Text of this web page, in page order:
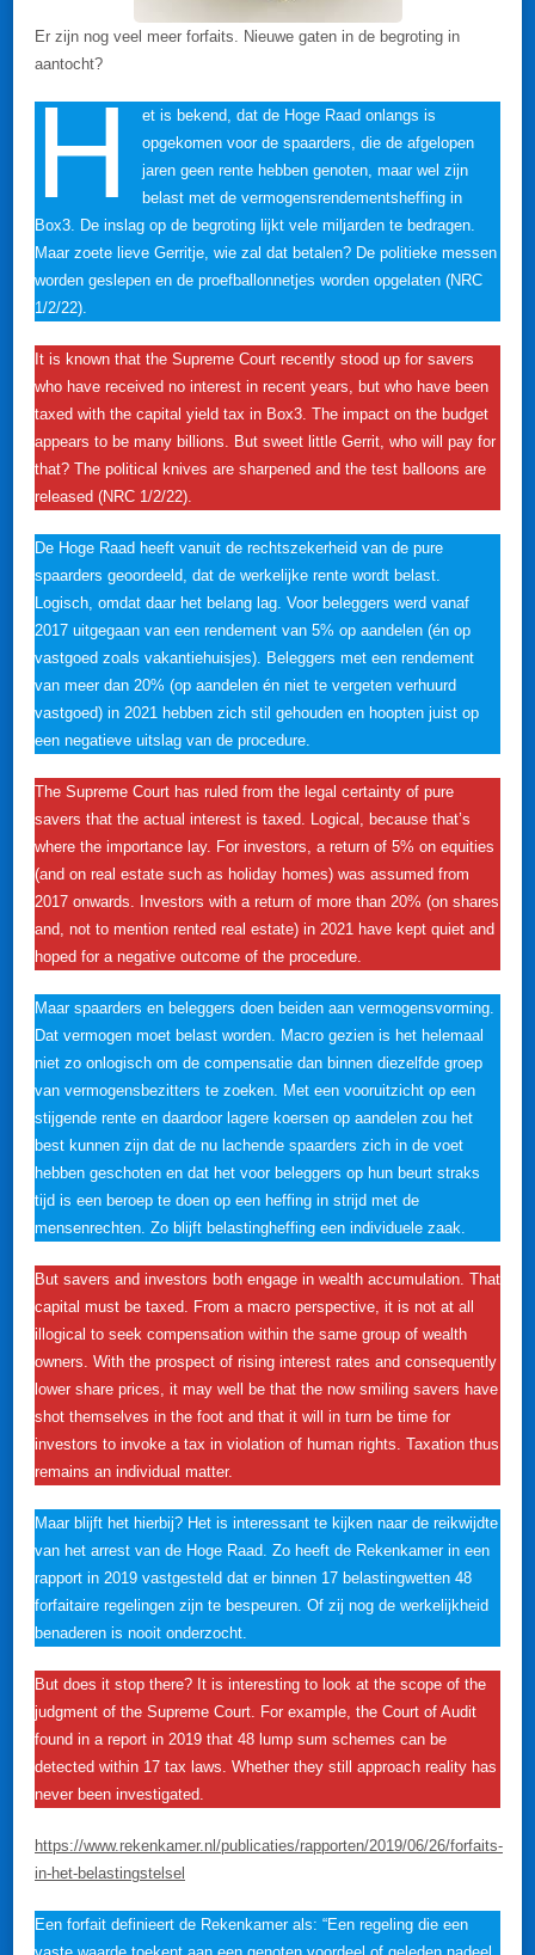
Er zijn nog veel meer forfaits. Nieuwe gaten in de begroting in
aantocht?
H
et is bekend, dat de Hoge Raad onlangs is
opgekomen voor de spaarders, die de afgelopen
jaren geen rente hebben genoten, maar wel zijn
belast met de vermogensrendementsheffing in
Box3. De inslag op de begroting lijkt vele miljarden te bedragen.
Maar zoete lieve Gerritje, wie zal dat betalen? De politieke messen
worden geslepen en de proefballonnetjes worden opgelaten (NRC
1/2/22).
It is known that the Supreme Court recently stood up for savers
who have received no interest in recent years, but who have been
taxed with the capital yield tax in Box3. The impact on the budget
appears to be many billions. But sweet little Gerrit, who will pay for
that? The political knives are sharpened and the test balloons are
released (NRC 1/2/22).
De Hoge Raad heeft vanuit de rechtszekerheid van de pure
spaarders geoordeeld, dat de werkelijke rente wordt belast.
Logisch, omdat daar het belang lag. Voor beleggers werd vanaf
2017 uitgegaan van een rendement van 5% op aandelen (én op
vastgoed zoals vakantiehuisjes). Beleggers met een rendement
van meer dan 20% (op aandelen én niet te vergeten verhuurd
vastgoed) in 2021 hebben zich stil gehouden en hoopten juist op
een negatieve uitslag van de procedure.
The Supreme Court has ruled from the legal certainty of pure
savers that the actual interest is taxed. Logical, because that’s
where the importance lay. For investors, a return of 5% on equities
(and on real estate such as holiday homes) was assumed from
2017 onwards. Investors with a return of more than 20% (on shares
and, not to mention rented real estate) in 2021 have kept quiet and
hoped for a negative outcome of the procedure.
Maar spaarders en beleggers doen beiden aan vermogensvorming.
Dat vermogen moet belast worden. Macro gezien is het helemaal
niet zo onlogisch om de compensatie dan binnen diezelfde groep
van vermogensbezitters te zoeken. Met een vooruitzicht op een
stijgende rente en daardoor lagere koersen op aandelen zou het
best kunnen zijn dat de nu lachende spaarders zich in de voet
hebben geschoten en dat het voor beleggers op hun beurt straks
tijd is een beroep te doen op een heffing in strijd met de
mensenrechten. Zo blijft belastingheffing een individuele zaak.
But savers and investors both engage in wealth accumulation. That
capital must be taxed. From a macro perspective, it is not at all
illogical to seek compensation within the same group of wealth
owners. With the prospect of rising interest rates and consequently
lower share prices, it may well be that the now smiling savers have
shot themselves in the foot and that it will in turn be time for
investors to invoke a tax in violation of human rights. Taxation thus
remains an individual matter.
Maar blijft het hierbij? Het is interessant te kijken naar de reikwijdte
van het arrest van de Hoge Raad. Zo heeft de Rekenkamer in een
rapport in 2019 vastgesteld dat er binnen 17 belastingwetten 48
forfaitaire regelingen zijn te bespeuren. Of zij nog de werkelijkheid
benaderen is nooit onderzocht.
But does it stop there? It is interesting to look at the scope of the
judgment of the Supreme Court. For example, the Court of Audit
found in a report in 2019 that 48 lump sum schemes can be
detected within 17 tax laws. Whether they still approach reality has
never been investigated.
https://www.rekenkamer.nl/publicaties/rapporten/2019/06/26/forfaits-
in-het-belastingstelsel
Een forfait definieert de Rekenkamer als: “Een regeling die een